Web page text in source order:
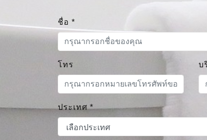
ชื่อ *
โทร บ
ประเทศ*